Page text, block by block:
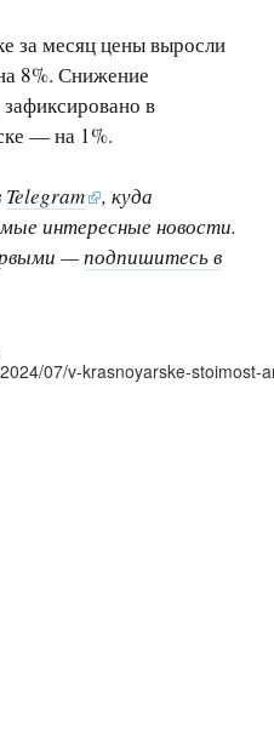
за месяц цены выросли
8%. Снижение
в
— на 1%.
Telegram
, куда
интересные новости.
—подпишитесь в
07/v-krasnoyarske-